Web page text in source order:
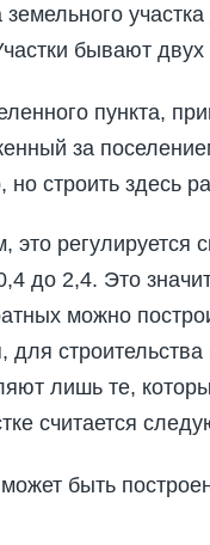
бывают двух
пункта,
за
строить здесь
это
до 2,4. Это
можно
для
лишь те,
считается
быть